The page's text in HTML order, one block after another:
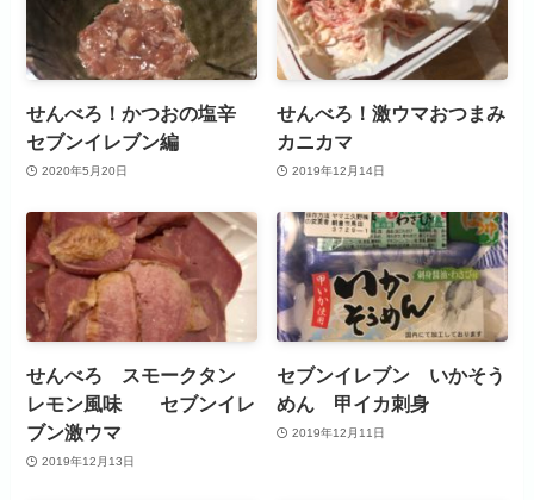
せんべろ！かつおの塩辛
セブンイレブン編
2020年5月20日
せんべろ！激ウマおつまみ
カニカマ
2019年12月14日
せんべろ スモークタン
レモン風味 セブンイレ
ブン激ウマ
2019年12月13日
セブンイレブン いかそう
めん 甲イカ刺身
2019年12月11日